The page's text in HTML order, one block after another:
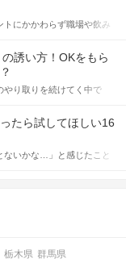
にかかわらず職場や飲み
。 これから恋人作りを本
異性を求めて出すサイン
るかどうかが重要。 この
出すサインとその心理を
ご紹介していきます。
誘い方！OKをもら
やり取りを続けてく中で
？」とお困りの男性もいら
で今回は、男性から女性へ
紹介します。例文も混じ
ください。
たら試してほしい16
ないかな…」と感じたこと
ままさに楽しいことを探し
栃木県 群馬県